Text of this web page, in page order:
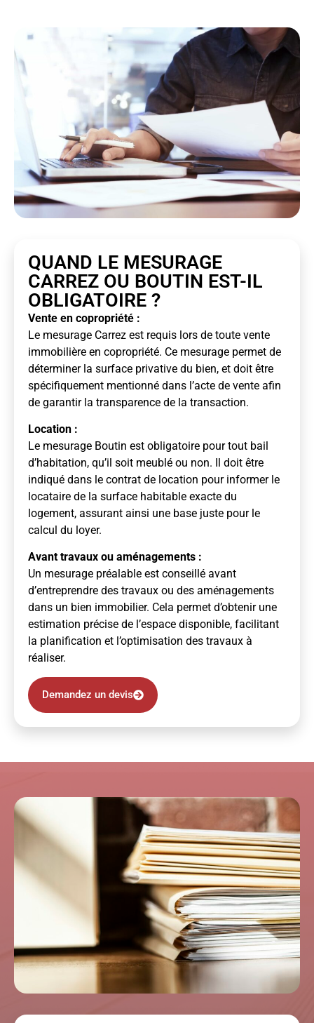
QUAND LE MESURAGE
CARREZ OU BOUTIN EST-IL
OBLIGATOIRE ?
Vente en copropriété :
Le mesurage Carrez est requis lors de toute vente
immobilière en copropriété. Ce mesurage permet de
déterminer la surface privative du bien, et doit être
spécifiquement mentionné dans l’acte de vente afin
de garantir la transparence de la transaction.
Location :
Le mesurage Boutin est obligatoire pour tout bail
d’habitation, qu’il soit meublé ou non. Il doit être
indiqué dans le contrat de location pour informer le
locataire de la surface habitable exacte du
logement, assurant ainsi une base juste pour le
calcul du loyer.
Avant travaux ou aménagements :
Un mesurage préalable est conseillé avant
d’entreprendre des travaux ou des aménagements
dans un bien immobilier. Cela permet d’obtenir une
estimation précise de l’espace disponible, facilitant
la planification et l’optimisation des travaux à
réaliser.
Demandez un devis